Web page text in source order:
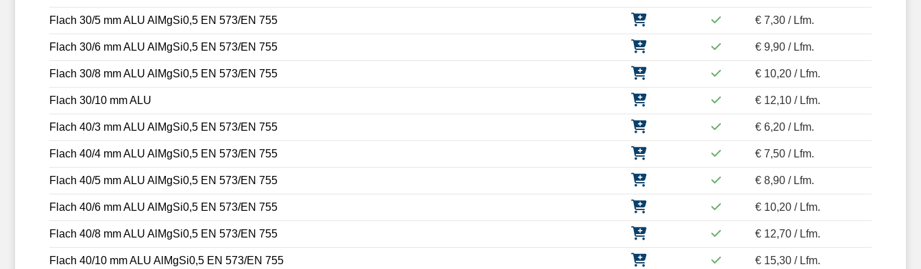
Flach 30/5 mm ALU AlMgSi0,5 EN 573/EN 755 € 7,30 / Lfm.
Flach 30/6 mm ALU AlMgSi0,5 EN 573/EN 755 € 9,90 / Lfm.
Flach 30/8 mm ALU AlMgSi0,5 EN 573/EN 755 € 10,20 / Lfm.
Flach 30/10 mm ALU € 12,10 / Lfm.
Flach 40/3 mm ALU AlMgSi0,5 EN 573/EN 755 € 6,20 / Lfm.
Flach 40/4 mm ALU AlMgSi0,5 EN 573/EN 755 € 7,50 / Lfm.
Flach 40/5 mm ALU AlMgSi0,5 EN 573/EN 755 € 8,90 / Lfm.
Flach 40/6 mm ALU AlMgSi0,5 EN 573/EN 755 € 10,20 / Lfm.
Flach 40/8 mm ALU AlMgSi0,5 EN 573/EN 755 € 12,70 / Lfm.
Flach 40/10 mm ALU AlMgSi0,5 EN 573/EN 755 € 15,30 / Lfm.